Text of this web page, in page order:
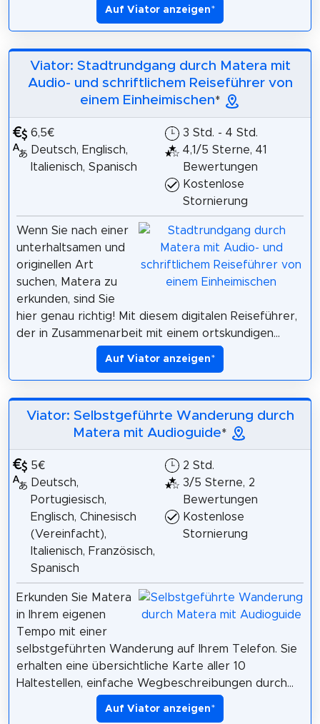
Auf Viator anzeigen*
Viator: Stadtrundgang durch Matera mit
Audio- und schriftlichem Reiseführer von
einem Einheimischen*
6,5€
Deutsch, Englisch,
Italienisch, Spanisch
3 Std. - 4 Std.
4,1/5 Sterne, 41
Bewertungen
Kostenlose
Stornierung
Wenn Sie nach einer
unterhaltsamen und
originellen Art
suchen, Matera zu
erkunden, sind Sie
hier genau richtig! Mit diesem digitalen Reiseführer,
der in Zusammenarbeit mit einem ortskundigen...
Auf Viator anzeigen*
Viator: Selbstgeführte Wanderung durch
Matera mit Audioguide*
5€
Deutsch,
Portugiesisch,
Englisch, Chinesisch
(Vereinfacht),
Italienisch, Französisch,
Spanisch
2 Std.
3/5 Sterne, 2
Bewertungen
Kostenlose
Stornierung
Erkunden Sie Matera
in Ihrem eigenen
Tempo mit einer
selbstgeführten Wanderung auf Ihrem Telefon. Sie
erhalten eine übersichtliche Karte aller 10
Haltestellen, einfache Wegbeschreibungen durch...
Auf Viator anzeigen*